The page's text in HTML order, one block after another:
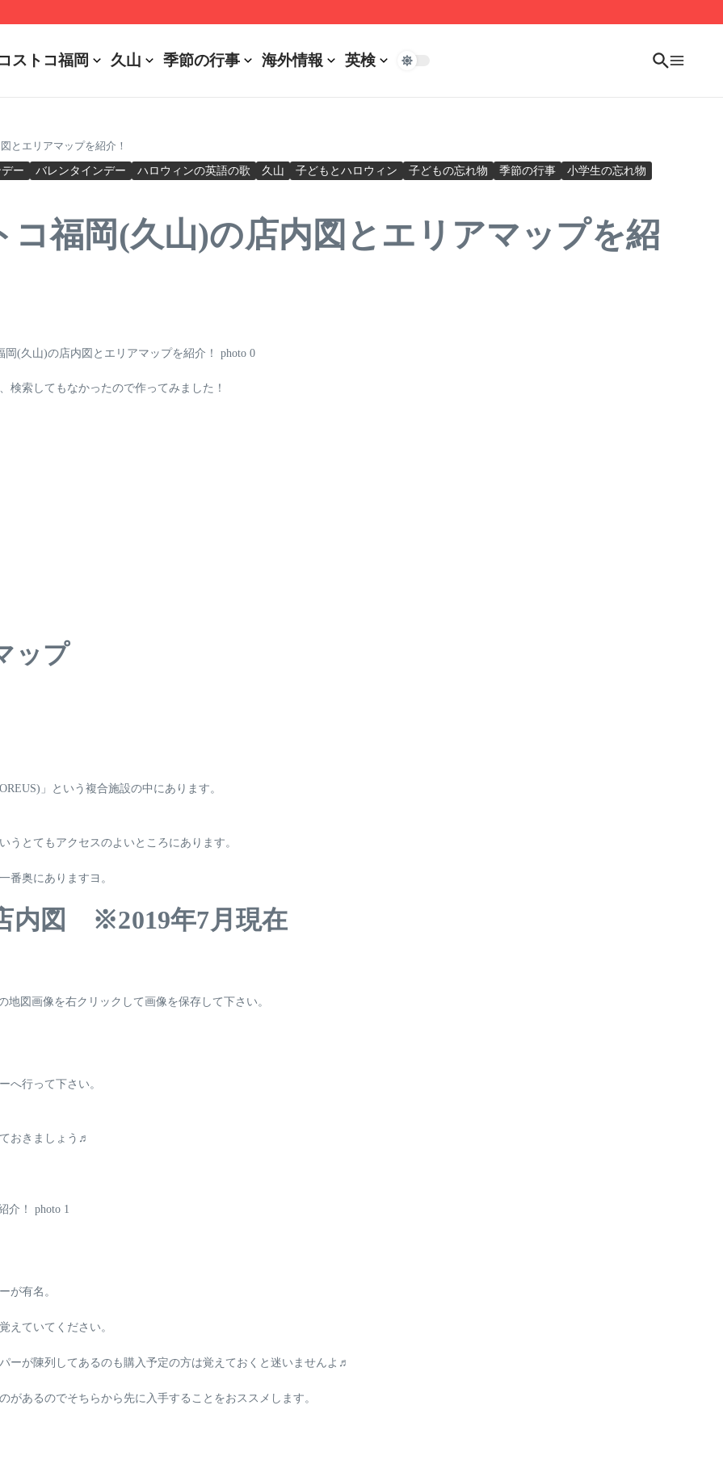
ストコ福岡 久山 季節の行事 海外情報 英検
とエリアマップを紹介！
ー バレンタインデー ハロウィンの英語の歌 久山 子どもとハロウィン 子どもの忘れ物 季節の行事
小学生の忘れ物
コ福岡(久山)の店内図とエリアマップを紹
検索してもなかったので作ってみました！
ップ
」という複合施設の中にあります。
うとてもアクセスのよいところにあります。
番奥にありますヨ。
内図 ※2019年7月現在
図画像を右クリックして画像を保存して下さい。
へ行って下さい。
おきましょう♬
が有名。
えていてください。
ーが陳列してあるのも購入予定の方は覚えておくと迷いませんよ♬
があるのでそちらから先に入手することをおススメします。